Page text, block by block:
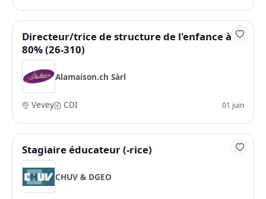
Directeur/trice de structure de l'enfance à
80% (26-310)
Alamaison.ch Sàrl
Vevey CDI 01 juin
Stagiaire éducateur (-rice)
CHUV & DGEO